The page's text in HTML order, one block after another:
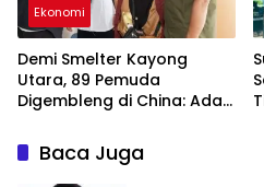
Ekonomi
Demi Smelter Kayong
Utara, 89 Pemuda
Digembleng di China: Ada
BulanBaca Juga